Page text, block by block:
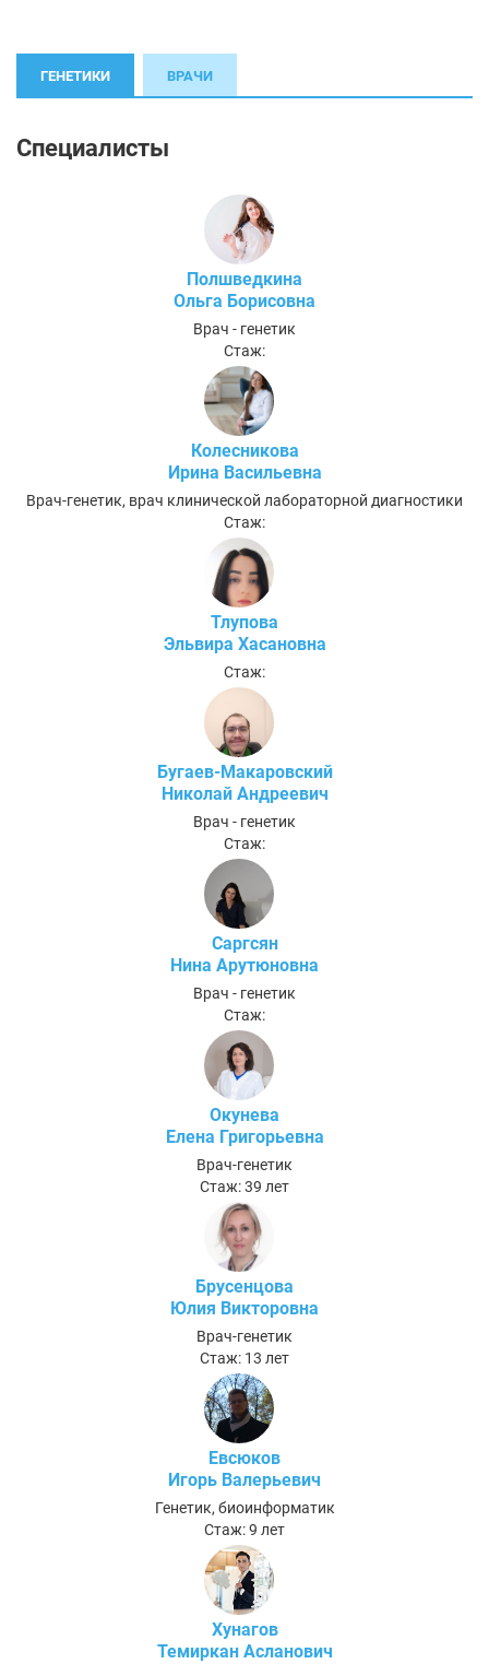
ГЕНЕТИКИ ВРАЧИ
Специалисты
Полшведкина
Ольга Борисовна
Врач - генетик
Стаж:
Колесникова
Ирина Васильевна
Врач-генетик, врач клинической лабораторной диагностики
Стаж:
Тлупова
Эльвира Хасановна
Стаж:
Бугаев-Макаровский
Николай Андреевич
Врач - генетик
Стаж:
Саргсян
Нина Арутюновна
Врач - генетик
Стаж:
Окунева
Елена Григорьевна
Врач-генетик
Стаж: 39 лет
Брусенцова
Юлия Викторовна
Врач-генетик
Стаж: 13 лет
Евсюков
Игорь Валерьевич
Генетик, биоинформатик
Стаж: 9 лет
Хунагов
Темиркан Асланович